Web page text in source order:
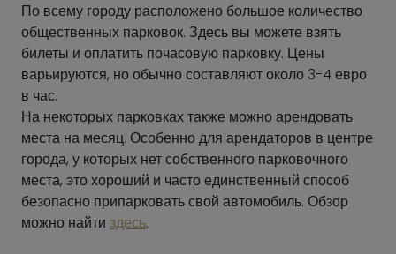
По всему городу расположено большое количество
общественных парковок. Здесь вы можете взять
билеты и оплатить почасовую парковку. Цены
варьируются, но обычно составляют около 3-4 евро
в час.
На некоторых парковках также можно арендовать
места на месяц. Особенно для арендаторов в центре
города, у которых нет собственного парковочного
места, это хороший и часто единственный способ
безопасно припарковать свой автомобиль. Обзор
можно найти здесь.